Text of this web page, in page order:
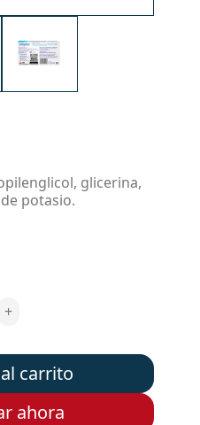
glicerina,
potasio.
+
carrito
ahora